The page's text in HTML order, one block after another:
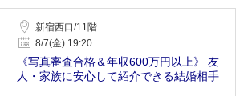
新宿西口/11階
8/7(金) 19:20
《写真審査合格＆年収600万円以上》 友
人・家族に安心して紹介できる結婚相手